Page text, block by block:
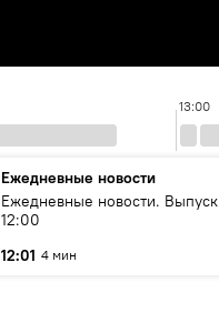
13:00
Ежедневные новости
Ежедневные новости. Выпуск
12:00
12:01 4 мин